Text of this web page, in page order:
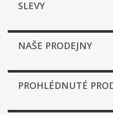
SLEVY
NAŠE PRODEJNY
PROHLÉDNUTÉ